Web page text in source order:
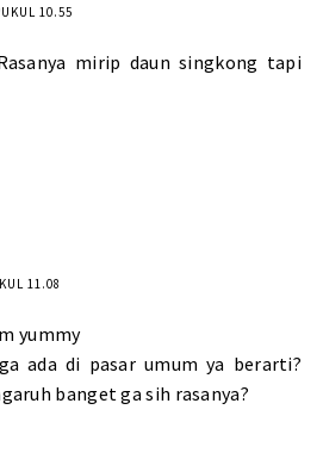
10.55
mirip daun singkong tapi
11.08
yummy
ada di pasar umum ya berarti?
banget ga sih rasanya?